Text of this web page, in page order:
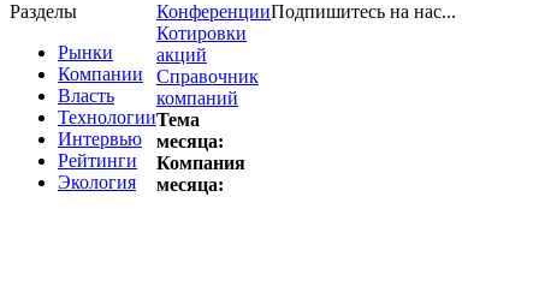
Разделы
Рынки
Компании
Власть
Технологии
Интервью
Рейтинги
Экология
Конференции
Котировки
акций
Справочник
компаний
Тема
месяца:
Компания
месяца:
Подпишитесь на нас...